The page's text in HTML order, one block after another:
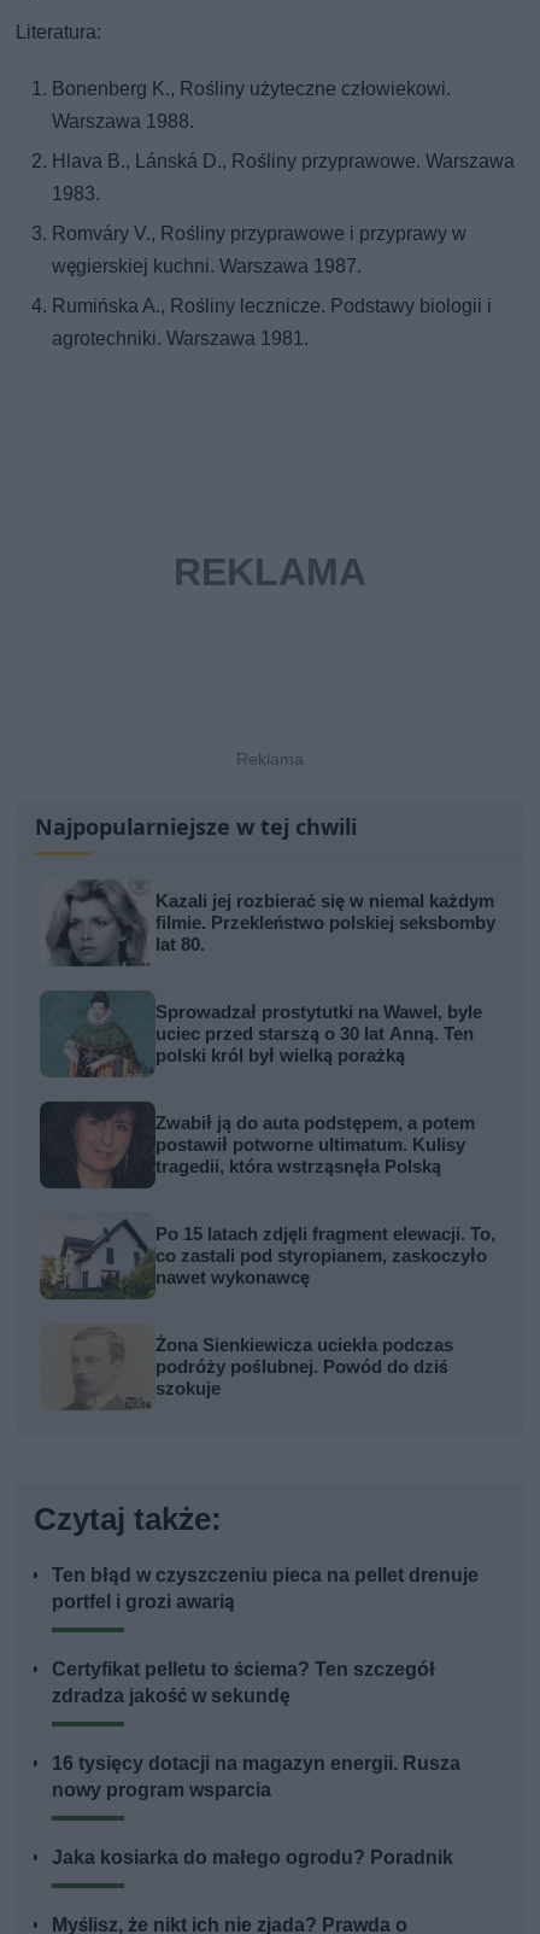
Literatura:
Bonenberg K., Rośliny użyteczne człowiekowi.
Warszawa 1988.
Hlava B., Lánská D., Rośliny przyprawowe. Warszawa
1983.
Romváry V., Rośliny przyprawowe i przyprawy w
węgierskiej kuchni. Warszawa 1987.
Rumińska A., Rośliny lecznicze. Podstawy biologii i
agrotechniki. Warszawa 1981.
Najpopularniejsze w tej chwili
Kazali jej rozbierać się w niemal każdym
filmie. Przekleństwo polskiej seksbomby
lat 80.
Sprowadzał prostytutki na Wawel, byle
uciec przed starszą o 30 lat Anną. Ten
polski król był wielką porażką
Zwabił ją do auta podstępem, a potem
postawił potworne ultimatum. Kulisy
tragedii, która wstrząsnęła Polską
Po 15 latach zdjęli fragment elewacji. To,
co zastali pod styropianem, zaskoczyło
nawet wykonawcę
Żona Sienkiewicza uciekła podczas
podróży poślubnej. Powód do dziś
szokuje
Czytaj także:
Ten błąd w czyszczeniu pieca na pellet drenuje
portfel i grozi awarią
Certyfikat pelletu to ściema? Ten szczegół
zdradza jakość w sekundę
16 tysięcy dotacji na magazyn energii. Rusza
nowy program wsparcia
Jaka kosiarka do małego ogrodu? Poradnik
Myślisz, że nikt ich nie zjada? Prawda o